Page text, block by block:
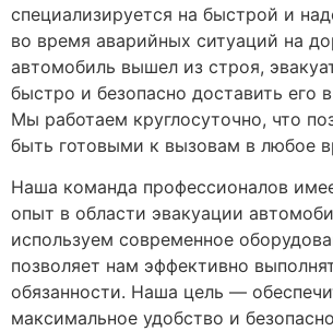
специализируется на быстрой и
во время аварийных ситуаций на
автомобиль вышел из строя,
быстро и безопасно доставить его
Мы работаем круглосуточно, что
быть готовыми к вызовам в любое
Наша команда профессионалов
опыт в области эвакуации
используем современное
позволяет нам эффективно
обязанности. Наша цель —
максимальное удобство и